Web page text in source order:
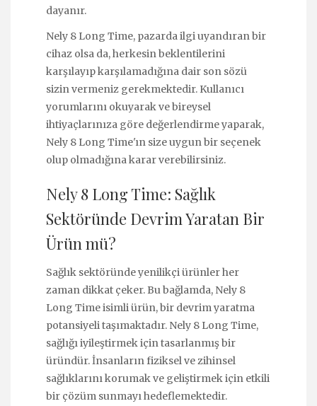
dayanır.
Nely 8 Long Time, pazarda ilgi uyandıran bir
cihaz olsa da, herkesin beklentilerini
karşılayıp karşılamadığına dair son sözü
sizin vermeniz gerekmektedir. Kullanıcı
yorumlarını okuyarak ve bireysel
ihtiyaçlarınıza göre değerlendirme yaparak,
Nely 8 Long Time'ın size uygun bir seçenek
olup olmadığına karar verebilirsiniz.
Nely 8 Long Time: Sağlık
Sektöründe Devrim Yaratan Bir
Ürün mü?
Sağlık sektöründe yenilikçi ürünler her
zaman dikkat çeker. Bu bağlamda, Nely 8
Long Time isimli ürün, bir devrim yaratma
potansiyeli taşımaktadır. Nely 8 Long Time,
sağlığı iyileştirmek için tasarlanmış bir
üründür. İnsanların fiziksel ve zihinsel
sağlıklarını korumak ve geliştirmek için etkili
bir çözüm sunmayı hedeflemektedir.